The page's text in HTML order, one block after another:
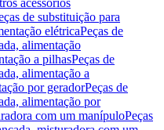
acessórios
de substituição para
elétricaPeças de
alimentação
a pilhasPeças de
alimentação a
por geradorPeças de
alimentação por
com um manípuloPeças